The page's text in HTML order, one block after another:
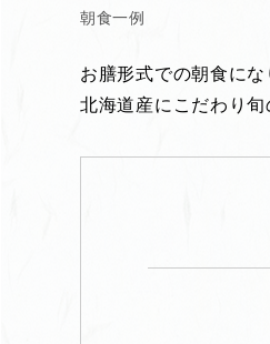
朝食一例
お膳形式での朝食にな
北海道産にこだわり